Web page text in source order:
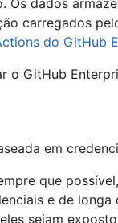
Os dados
carregados
do GitHub
o GitHub
em
que
e de
sejam